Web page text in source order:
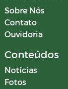
Sobre Nós
Contato
Ouvidoria
Conteúdos
Notícias
Fotos